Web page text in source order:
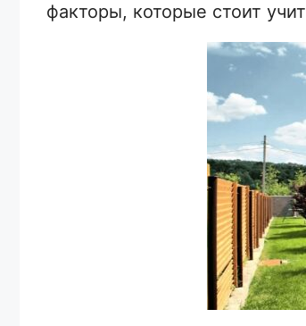
факторы, которые стоит